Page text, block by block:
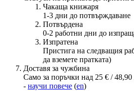
Чакаща книжаря
1-3 дни до потвърждаване
Потвърдена
0-2 работни дни до
Изпратена
Пристига на следващия
да вземете пратката)
Доставя за чужбина
Само за поръчки над 25 € / 48,90
- научи повече (en)